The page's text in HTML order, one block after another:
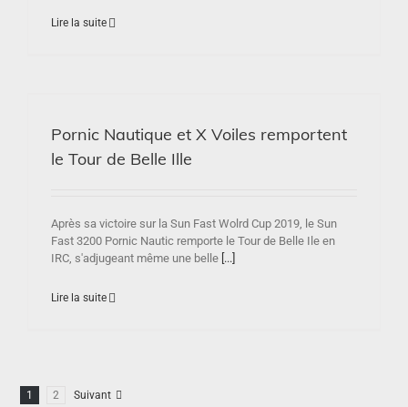
Lire la suite
Pornic Nautique et X Voiles remportent
le Tour de Belle Ille
Après sa victoire sur la Sun Fast Wolrd Cup 2019, le Sun
Fast 3200 Pornic Nautic remporte le Tour de Belle Ile en
IRC, s'adjugeant même une belle [...]
Lire la suite
1 2 Suivant